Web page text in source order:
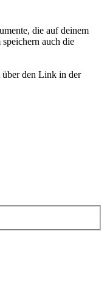
die auf deinem
auch die
über den Link in der